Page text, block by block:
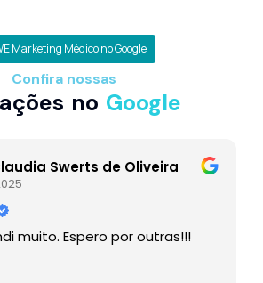
Marketing Médico no Google
Confira nossas
no Google
Swerts de Oliveira
Adorei… aprendi muito. Espero por outras!!!